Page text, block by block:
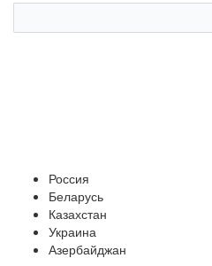
Россия
Беларусь
Казахстан
Украина
Азербайджан